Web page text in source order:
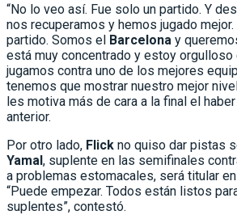
“No lo veo así. Fue solo un partido. Y
nos recuperamos y hemos jugado
partido. Somos el Barcelona y
está muy concentrado y estoy orgulloso
jugamos contra uno de los mejores
tenemos que mostrar nuestro mejor
les motiva más de cara a la final el
anterior.
Por otro lado, Flick no quiso dar pistas
Yamal, suplente en las semifinales
a problemas estomacales, será titular
“Puede empezar. Todos están listos
suplentes”, contestó.